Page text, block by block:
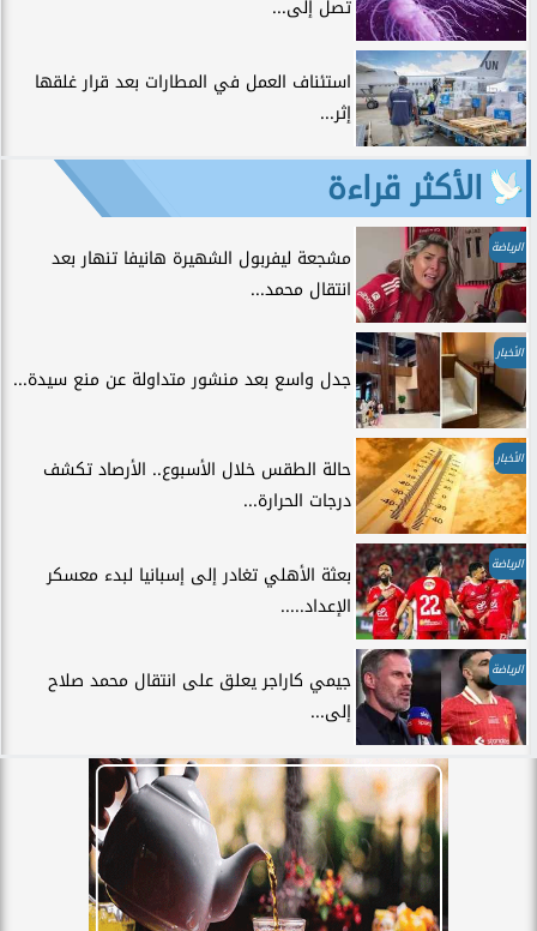
تصل إلى...
استئناف العمل في المطارات بعد قرار غلقها
إثر...
الأكثر قراءة
الرياضة
مشجعة ليفربول الشهيرة هانيفا تنهار بعد
انتقال محمد...
الأخبار
جدل واسع بعد منشور متداولة عن منع سيدة...
الأخبار
حالة الطقس خلال الأسبوع.. الأرصاد تكشف
درجات الحرارة...
الرياضة
بعثة الأهلي تغادر إلى إسبانيا لبدء معسكر
الإعداد.....
الرياضة
جيمي كاراجر يعلق على انتقال محمد صلاح
إلى...